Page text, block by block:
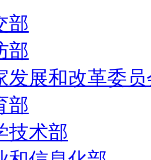
部
部
发展和改革委
部
技术部